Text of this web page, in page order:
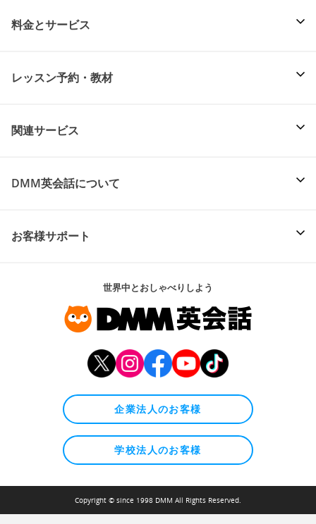
料金とサービス
レッスン予約・教材
関連サービス
DMM英会話について
お客様サポート
世界中とおしゃべりしよう
企業法人のお客様
学校法人のお客様
Copyright © since 1998 DMM All Rights Reserved.